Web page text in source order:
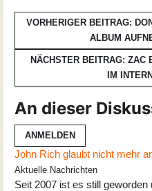
VORHERIGER BEITRAG:
ALBUM
NÄCHSTER BEITRAG: ZAC
IM
An dieser
ANMELDEN
John Rich glaubt nicht mehr
Aktuelle Nachrichten
Seit 2007 ist es still